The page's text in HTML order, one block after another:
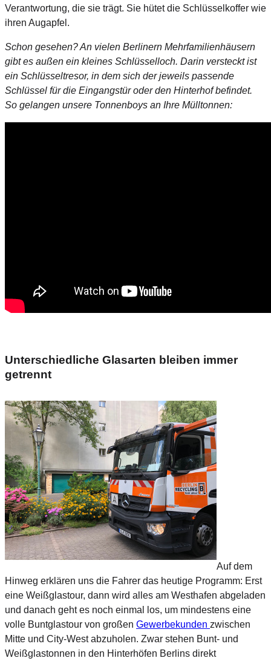
Verantwortung, die sie trägt. Sie hütet die Schlüsselkoffer wie
ihren Augapfel.
Schon gesehen? An vielen Berlinern Mehrfamilienhäusern
gibt es außen ein kleines Schlüsselloch. Darin versteckt ist
ein Schlüsseltresor, in dem sich der jeweils passende
Schlüssel für die Eingangstür oder den Hinterhof befindet.
So gelangen unsere Tonnenboys an Ihre Mülltonnen:
Unterschiedliche Glasarten bleiben immer
getrennt
Auf dem
Hinweg erklären uns die Fahrer das heutige Programm: Erst
eine Weißglastour, dann wird alles am Westhafen abgeladen
und danach geht es noch einmal los, um mindestens eine
volle Buntglastour von großen Gewerbekunden zwischen
Mitte und City-West abzuholen. Zwar stehen Bunt- und
Weißglastonnen in den Hinterhöfen Berlins direkt